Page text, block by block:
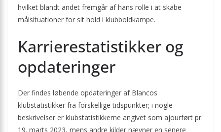
hvilket blandt andet fremgår af hans rolle i at skabe
målsituationer for sit hold i klubboldkampe.
Karrierestatistikker og
opdateringer
Der findes løbende opdateringer af Blancos
klubstatistikker fra forskellige tidspunkter; i nogle
beskrivelser er klubstatistikkerne angivet som ajourført pr.
19. marts 2023, mens andre kilder nævner en senere